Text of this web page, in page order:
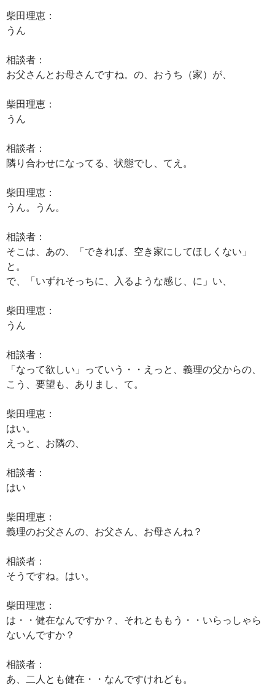
柴田理恵：
うん
相談者：
お父さんとお母さんですね。の、おうち（家）が、
柴田理恵：
うん
相談者：
隣り合わせになってる、状態でし、てえ。
柴田理恵：
うん。うん。
相談者：
そこは、あの、「できれば、空き家にしてほしくない」
と。
で、「いずれそっちに、入るような感じ、に」い、
柴田理恵：
うん
相談者：
「なって欲しい」っていう・・えっと、義理の父からの、
こう、要望も、ありまし、て。
柴田理恵：
はい。
えっと、お隣の、
相談者：
はい
柴田理恵：
義理のお父さんの、お父さん、お母さんね？
相談者：
そうですね。はい。
柴田理恵：
は・・健在なんですか？、それとももう・・いらっしゃら
ないんですか？
相談者：
あ、二人とも健在・・なんですけれども。